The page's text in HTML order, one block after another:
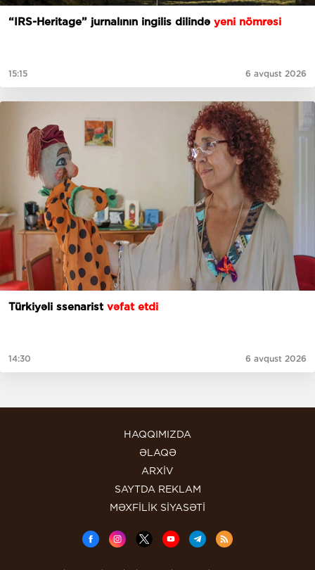
“IRS-Heritage” jurnalının ingilis dilində yeni nömrəsi
15:15 6 avqust 2026
Türkiyəli ssenarist vəfat etdi
14:30 6 avqust 2026
HAQQIMIZDA
ƏLAQƏ
ARXİV
SAYTDA REKLAM
MƏXFİLİK SİYASƏTİ